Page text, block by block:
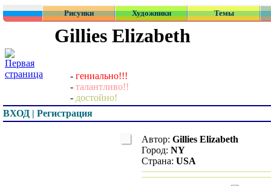
Рисунки Художники Темы
Gillies Elizabeth
- гениально!!!
- талантливо!!
- достойно!
ВХОД | Регистрация
Автор: Gillies Elizabeth
Город: NY
Страна: USA